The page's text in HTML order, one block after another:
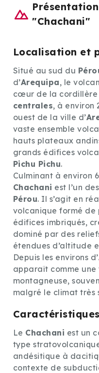
"Chachani"
Localisation et
Situé au sud du
d’Arequipa, le volcan
cœur de la
centrales, à environ
ouest de la ville d’
vaste ensemble
hauts plateaux
grands édifices
Pichu Pichu.
Culminant à environ
Chachani est l’un
Pérou. Il s’agit en
volcanique formé de
édifices imbriqués,
dominé par des
étendues d’altitude
Depuis les environs d’
apparaît comme
montagneuse,
malgré le climat très
Le Chachani est un
type
andésitique à
contexte de